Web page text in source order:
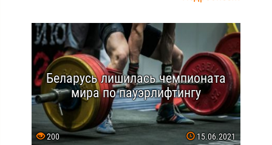
Беларусь лишилась чемпионата
мира по пауэрлифтингу
200 15.06.2021